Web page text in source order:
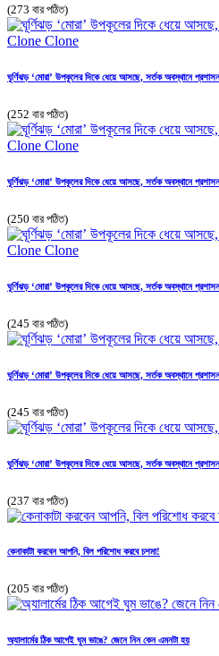
(273 বার পঠিত)
ঘূর্ণিঝড় ‘মোরা’ উপকূলের দিকে ধেয়ে আসছে, সর্তক অবস্থানে
(252 বার পঠিত)
ঘূর্ণিঝড় ‘মোরা’ উপকূলের দিকে ধেয়ে আসছে, সর্তক অবস্থানে
(250 বার পঠিত)
ঘূর্ণিঝড় ‘মোরা’ উপকূলের দিকে ধেয়ে আসছে, সর্তক অবস্থানে
(245 বার পঠিত)
ঘূর্ণিঝড় ‘মোরা’ উপকূলের দিকে ধেয়ে আসছে, সর্তক অবস্থানে প্রশাসন
(245 বার পঠিত)
ঘূর্ণিঝড় ‘মোরা’ উপকূলের দিকে ধেয়ে আসছে, সর্তক অবস্থানে
(237 বার পঠিত)
কেনাকাটা করবেন আপনি, বিল পরিশোধ করবে চশমা!
(205 বার পঠিত)
অ্যালার্মের ঠিক আগেই ঘুম ভাঙে? জেনে নিন কেন এমনটা হয়